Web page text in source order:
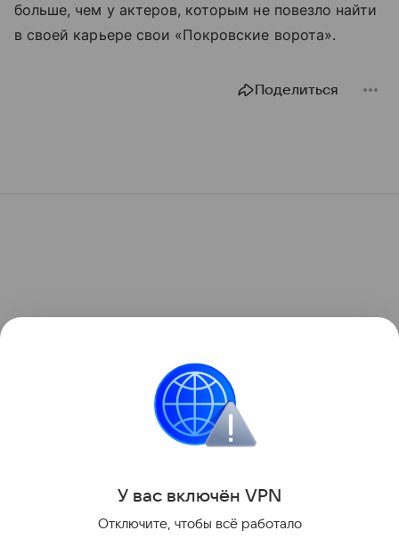
больше, чем у актеров, которым не повезло найти
в своей карьере свои «Покровские ворота».
Поделиться
У вас включён VPN
Отключите, чтобы всё работало